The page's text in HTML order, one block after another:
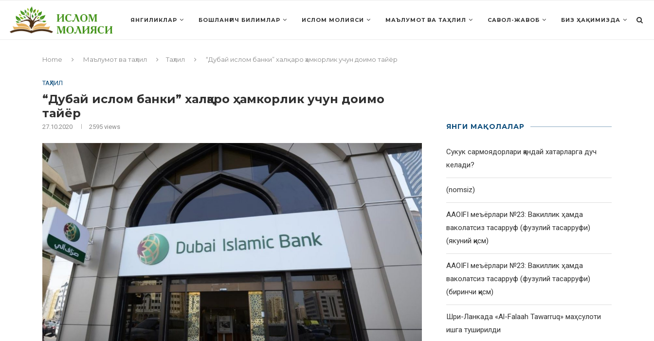
ЯНГИЛИКЛАР БОШЛАНҒИЧ БИЛИМЛАР ИСЛОМ МОЛИЯСИ МАЪЛУМОТ ВА ТАҲЛИЛ САВОЛ-ЖАВОБ БИЗ ҲАҚИМИЗДА
Home Маълумот ва таҳлил Таҳлил “Дубай ислом банки” халқаро ҳамкорлик учун доимо тайёр
ТАҲЛИЛ
“Дубай ислом банки” халқаро ҳамкорлик учун доимо
тайёр
27.10.2020 2595 views ЯНГИ МАҚОЛАЛАР
Сукук сармоядорлари қандай хатарларга дуч
келади?
(nomsiz)
AAOIFI меъёрлари №23: Вакиллик ҳамда
ваколатсиз тасарруф (фузулий тасарруфи)
(якуний қисм)
AAOIFI меъёрлари №23: Вакиллик ҳамда
ваколатсиз тасарруф (фузулий тасарруфи)
(биринчи қисм)
Шри-Ланкада «Al-Falaah Tawarruq» маҳсулоти
ишга туширилди